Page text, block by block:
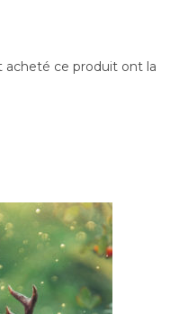
acheté ce produit ont la